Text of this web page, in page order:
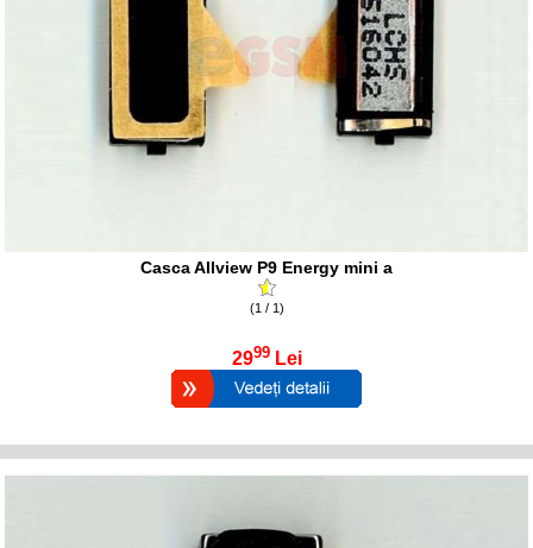
Casca Allview P9 Energy mini a
(1 / 1)
2999 Lei